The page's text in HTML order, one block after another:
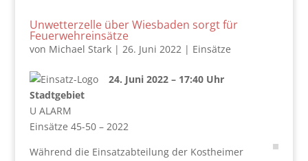
Unwetterzelle über Wiesbaden sorgt für
Feuerwehreinsätze
von Michael Stark| 26. Juni 2022| Einsätze
24. Juni 2022 – 17:40 Uhr
Stadtgebiet
U ALARM
Einsätze 45-50 – 2022
Während die Einsatzabteilung der Kostheimer